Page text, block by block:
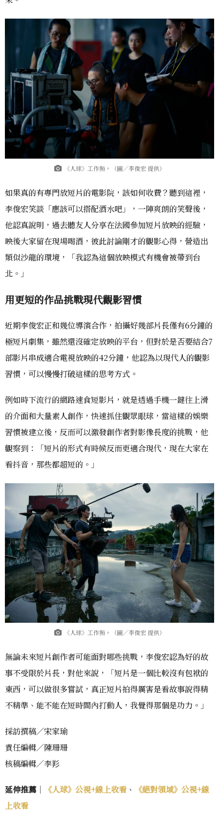
《人球》工作照。（圖／李俊宏 提供）
如果真的有專門放短片的電影院，該如何收費？聽到這裡，
李俊宏笑談「應該可以搭配酒水吧」，一陣爽朗的笑聲後，
他認真說明，過去聽友人分享在法國參加短片放映的經驗，
映後大家留在現場喝酒，彼此討論剛才的觀影心得，營造出
類似沙龍的環境，「我認為這個放映模式有機會被帶到台
北。」
用更短的作品挑戰現代觀影習慣
近期李俊宏正和幾位導演合作，拍攝好幾部片長僅有6分鐘的
極短片劇集，雖然還沒確定放映的平台，但對於是否要結合7
部影片串成適合電視放映的42分鐘，他認為以現代人的觀影
習慣，可以慢慢打破這樣的思考方式。
例如時下流行的網路速食短影片，就是透過手機一鍵往上滑
的介面和大量素人創作，快速抓住觀眾眼球，當這樣的娛樂
習慣被建立後，反而可以激發創作者對影像長度的挑戰，他
觀察到：「短片的形式有時候反而更適合現代，現在大家在
看抖音，那些都超短的。」
《人球》工作照。（圖／李俊宏 提供）
無論未來短片創作者可能面對哪些挑戰，李俊宏認為好的故
事不受限於片長，對他來說，「短片是一個比較沒有包袱的
東西，可以做很多嘗試，真正短片拍得厲害是看故事說得精
不精準、能不能在短時間內打動人，我覺得那個是功力。」
採訪撰稿／宋家瑜
責任編輯／陳珊珊
核稿編輯／李羏
延伸推薦｜ 《人球》公視+線上收看 、 《絕對領域》公視+線
上收看